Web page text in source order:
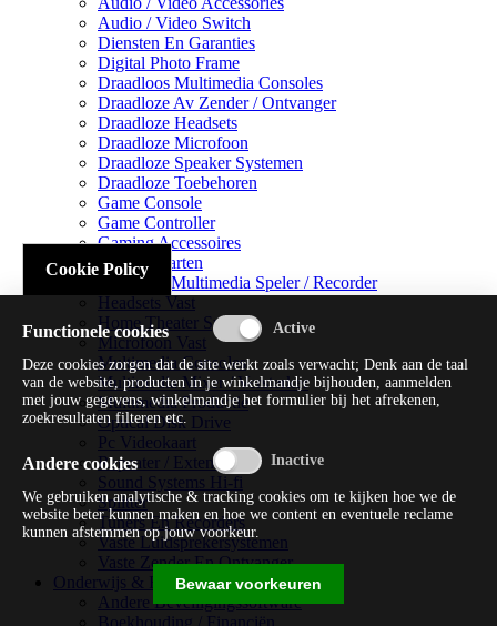
Audio / Video Switch
Diensten En Garanties
Digital Photo Frame
Draadloos Multimedia Consoles
Draadloze Av Zender / Ontvanger
Draadloze Headsets
Draadloze Microfoon
Draadloze Speaker Systemen
Draadloze Toebehoren
Game Console
Game Controller
Gaming Accessoires
Geluidskaarten
Handheld Multimedia Speler / Recorder
Headsets Vast
Home Theater Systems
Microfoon Vast
Multimedia Consoles
Multimedia Mixer / Versterker
Multimedia Productie
Optical Disk Drive
Pc Videokaart
Repeater / Extender
Sound Systems Hi-fi
Splitter
Tuners En Recorders
Vaste Luidsprekersystemen
Vaste Zender En Ontvanger
Onderwijs & Recreatie
Andere Beveiligingssoftware
Cookie Policy
Functionele cookies
Deze cookies zorgen dat de site werkt zoals verwacht; Denk aan de taal
van de website, producten in je winkelmandje bijhouden, aanmelden
met jouw gegevens, winkelmandje het formulier bij het afrekenen,
zoekresultaten filteren etc.
Andere cookies
We gebruiken analytische & tracking cookies om te kijken hoe we de
website beter kunnen maken en hoe we content en eventuele reclame
kunnen afstemmen op jouw voorkeur.
Bewaar voorkeuren